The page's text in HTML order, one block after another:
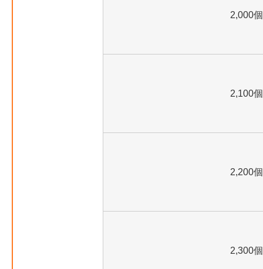
2,000個
2,100個
2,200個
2,300個